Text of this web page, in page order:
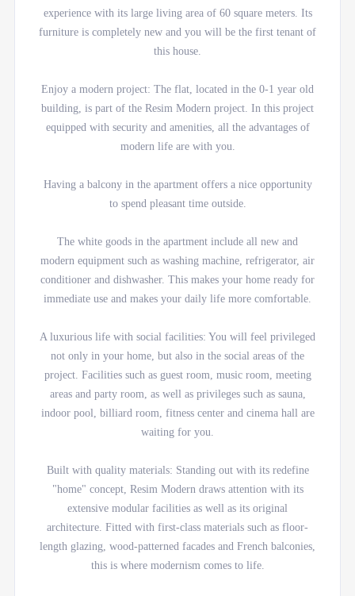
experience with its large living area of 60 square meters. Its
furniture is completely new and you will be the first tenant of
this house.
Enjoy a modern project: The flat, located in the 0-1 year old
building, is part of the Resim Modern project. In this project
equipped with security and amenities, all the advantages of
modern life are with you.
Having a balcony in the apartment offers a nice opportunity
to spend pleasant time outside.
The white goods in the apartment include all new and
modern equipment such as washing machine, refrigerator, air
conditioner and dishwasher. This makes your home ready for
immediate use and makes your daily life more comfortable.
A luxurious life with social facilities: You will feel privileged
not only in your home, but also in the social areas of the
project. Facilities such as guest room, music room, meeting
areas and party room, as well as privileges such as sauna,
indoor pool, billiard room, fitness center and cinema hall are
waiting for you.
Built with quality materials: Standing out with its redefine
"home" concept, Resim Modern draws attention with its
extensive modular facilities as well as its original
architecture. Fitted with first-class materials such as floor-
length glazing, wood-patterned facades and French balconies,
this is where modernism comes to life.